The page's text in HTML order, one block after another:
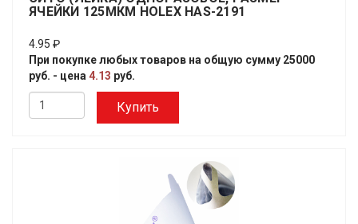
ЯЧЕЙКИ 125МКМ HOLEX HAS-2191
4.95 ₽
При покупке любых товаров на общую сумму 25000
руб. - цена 4.13 руб.
Купить